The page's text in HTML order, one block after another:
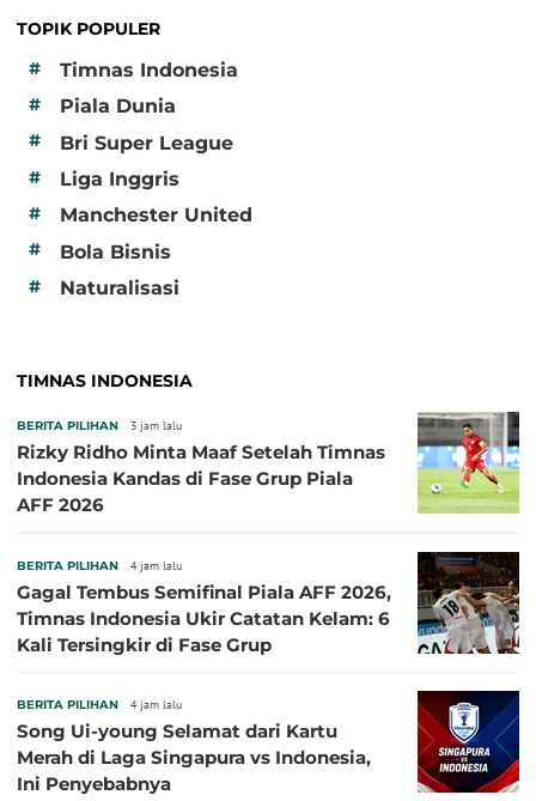
TOPIK POPULER
#
Timnas Indonesia
# Piala Dunia
# Bri Super League
# Liga Inggris
# Manchester United
# Bola Bisnis
# Naturalisasi
TIMNAS INDONESIA
BERITA PILIHAN 3 jam lalu
Rizky Ridho Minta Maaf Setelah Timnas
Indonesia Kandas di Fase Grup Piala
AFF 2026
BERITA PILIHAN 4 jam lalu
Gagal Tembus Semifinal Piala AFF 2026,
Timnas Indonesia Ukir Catatan Kelam: 6
Kali Tersingkir di Fase Grup
BERITA PILIHAN 4 jam lalu
Song Ui-young Selamat dari Kartu
Merah di Laga Singapura vs Indonesia,
Ini Penyebabnya